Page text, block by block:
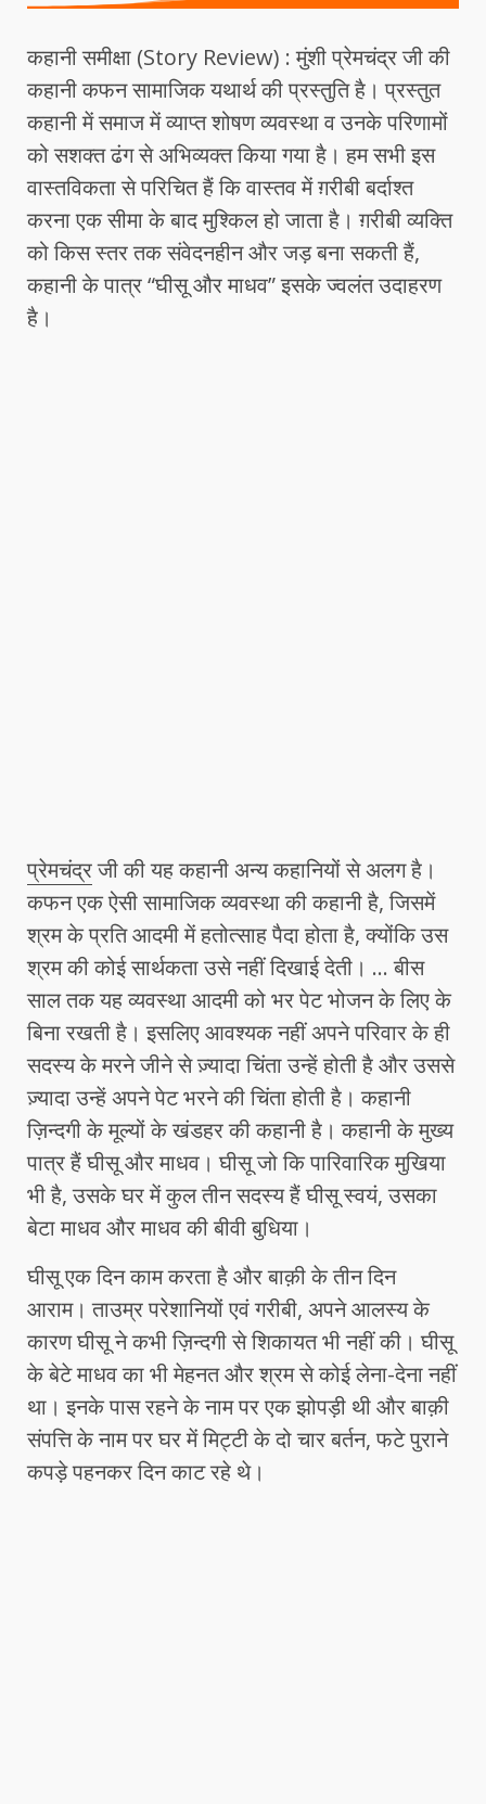
कहानी समीक्षा (Story Review) : मुंशी प्रेमचंद्र जी की
कहानी कफन सामाजिक यथार्थ की प्रस्तुति है। प्रस्तुत
कहानी में समाज में व्याप्त शोषण व्यवस्था व उनके परिणामों
को सशक्त ढंग से अभिव्यक्त किया गया है। हम सभी इस
वास्तविकता से परिचित हैं कि वास्तव में ग़रीबी बर्दाश्त
करना एक सीमा के बाद मुश्किल हो जाता है। ग़रीबी व्यक्ति
को किस स्तर तक संवेदनहीन और जड़ बना सकती हैं,
कहानी के पात्र “घीसू और माधव” इसके ज्वलंत उदाहरण
है।
प्रेमचंद्रजी की यह कहानी अन्य कहानियों से अलग है।
कफन एक ऐसी सामाजिक व्यवस्था की कहानी है, जिसमें
श्रम के प्रति आदमी में हतोत्साह पैदा होता है, क्योंकि उस
श्रम की कोई सार्थकता उसे नहीं दिखाई देती। … बीस
साल तक यह व्यवस्था आदमी को भर पेट भोजन के लिए के
बिना रखती है। इसलिए आवश्यक नहीं अपने परिवार के ही
सदस्य के मरने जीने से ज़्यादा चिंता उन्हें होती है और उससे
ज़्यादा उन्हें अपने पेट भरने की चिंता होती है। कहानी
ज़िन्दगी के मूल्यों के खंडहर की कहानी है। कहानी के मुख्य
पात्र हैं घीसू और माधव। घीसू जो कि पारिवारिक मुखिया
भी है, उसके घर में कुल तीन सदस्य हैं घीसू स्वयं, उसका
बेटा माधव और माधव की बीवी बुधिया।
घीसू एक दिन काम करता है और बाक़ी के तीन दिन
आराम। ताउम्र परेशानियों एवं गरीबी, अपने आलस्य के
कारण घीसू ने कभी ज़िन्दगी से शिकायत भी नहीं की। घीसू
के बेटे माधव का भी मेहनत और श्रम से कोई लेना-देना नहीं
था। इनके पास रहने के नाम पर एक झोपड़ी थी और बाक़ी
संपत्ति के नाम पर घर में मिट्टी के दो चार बर्तन, फटे पुराने
कपड़े पहनकर दिन काट रहे थे।